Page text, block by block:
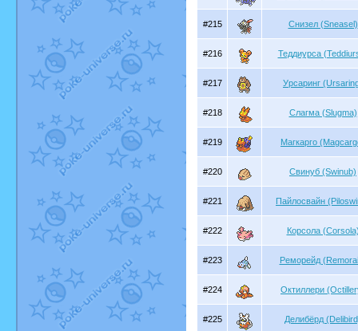
#215 Снизел (Sneasel)
#216 Теддиурса
#217 Урсаринг
#218 Слагма (Slugma)
#219 Магкарго
#220 Свинуб (Swinub)
#221 Пайлосвайн
#222 Корсола
#223 Реморейд
#224 Октиллери
#225 Делибёрд